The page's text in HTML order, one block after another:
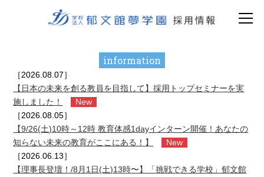
information
［2026.08.07］
【日本の未来を創る教員を目指して】採用トップセミナーを実
施しました！
New
［2026.08.05］
【9/26(土)10時～12時 教育体感1dayインターン開催！あなたの
知らない未来の教育がここにある！】
New
［2026.06.13］
【理事長登壇！/8月1日(土)13時〜】「挑戦できる学校」郁文館